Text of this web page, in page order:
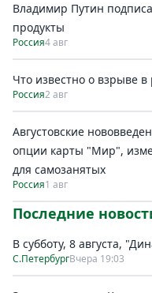
Владимир Путин
продукты
Россия4 авг
Что известно о взрыве
Россия2 авг
Августовские
опции карты "Мир",
для самозанятых
Россия1 авг
Последние
В субботу, 8 августа,
С.ПетербургВчера 19:03